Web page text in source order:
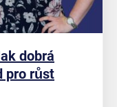
dobrá
pro růst